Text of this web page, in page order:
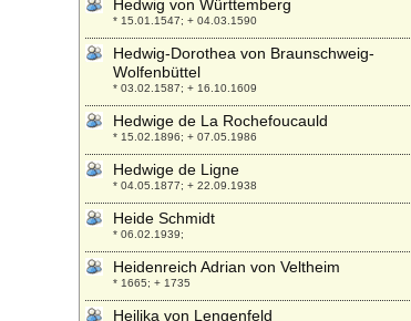
Hedwig von Württemberg
* 15.01.1547; + 04.03.1590
Hedwig-Dorothea von Braunschweig-
Wolfenbüttel
* 03.02.1587; + 16.10.1609
Hedwige de La Rochefoucauld
* 15.02.1896; + 07.05.1986
Hedwige de Ligne
* 04.05.1877; + 22.09.1938
Heide Schmidt
* 06.02.1939;
Heidenreich Adrian von Veltheim
* 1665; + 1735
Heilika von Lengenfeld